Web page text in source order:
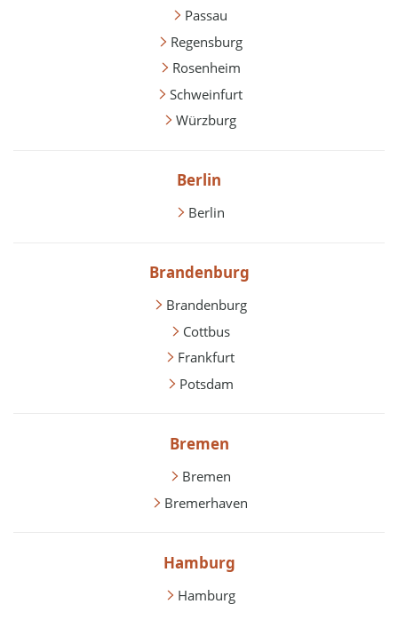
Passau
Regensburg
Rosenheim
Schweinfurt
Würzburg
Berlin
Berlin
Brandenburg
Brandenburg
Cottbus
Frankfurt
Potsdam
Bremen
Bremen
Bremerhaven
Hamburg
Hamburg